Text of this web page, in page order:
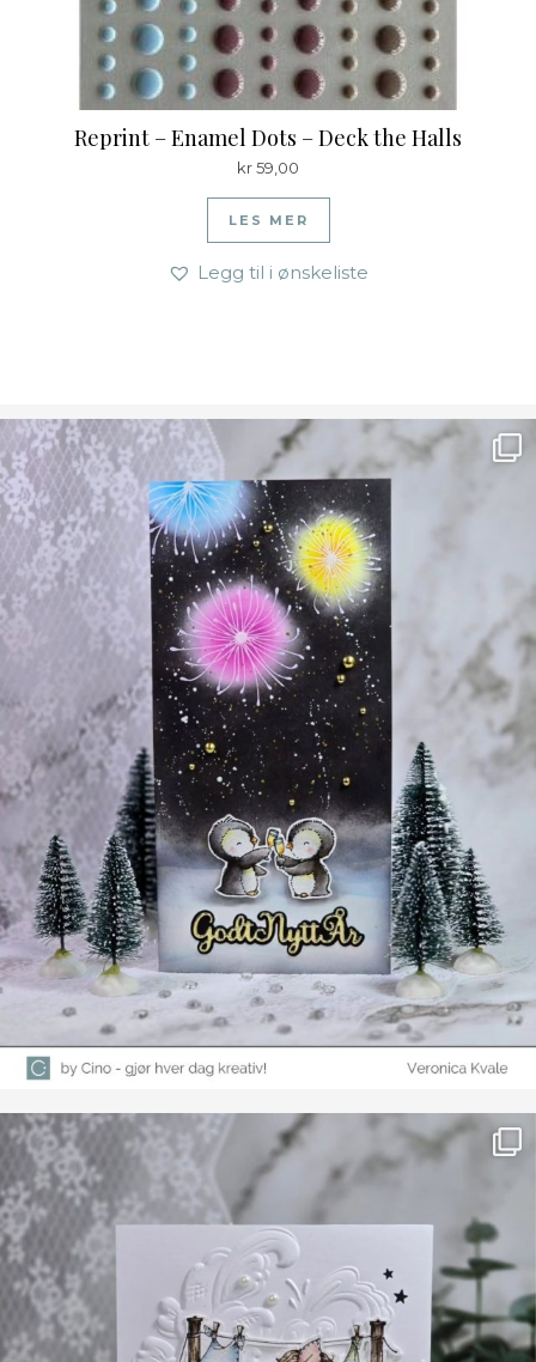
Reprint – Enamel Dots – Deck the Halls
kr59,00
LES MER
Legg til i ønskeliste
Ønsk